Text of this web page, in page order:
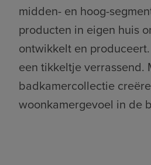
midden- en hoog-
producten in eigen huis
ontwikkelt en
een tikkeltje verrassend.
badkamercollectie
woonkamergevoel in de